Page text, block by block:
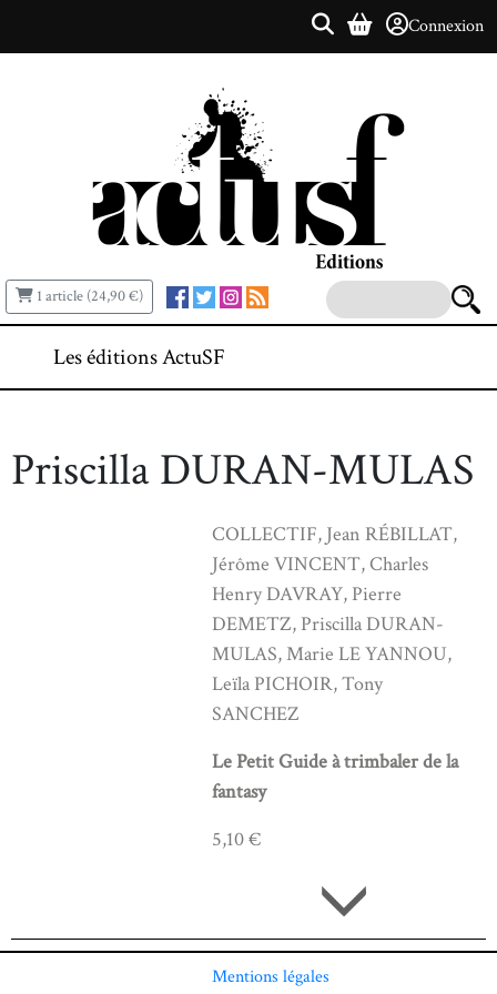
Connexion
1 article (24,90 €)
Les éditions ActuSF
Priscilla DURAN-MULAS
COLLECTIF, Jean RÉBILLAT,
Jérôme VINCENT, Charles
Henry DAVRAY, Pierre
DEMETZ, Priscilla DURAN-
MULAS, Marie LE YANNOU,
Leïla PICHOIR, Tony
SANCHEZ
Le Petit Guide à trimbaler de la
fantasy
5,10 €
Mentions légales